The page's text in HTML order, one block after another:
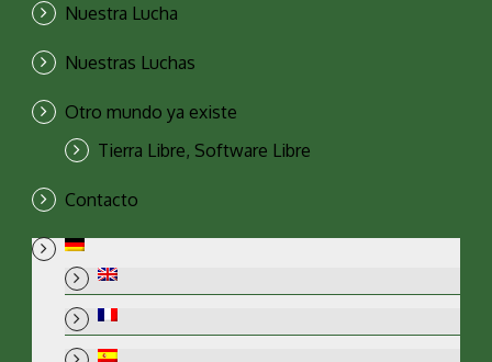
Nuestra Lucha
Nuestras Luchas
Otro mundo ya existe
Tierra Libre, Software Libre
Contacto